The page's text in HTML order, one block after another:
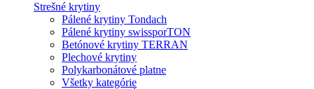
Strešné krytiny
Pálené krytiny Tondach
Pálené krytiny swissporTON
Betónové krytiny TERRAN
Plechové krytiny
Polykarbonátové platne
Všetky kategórie